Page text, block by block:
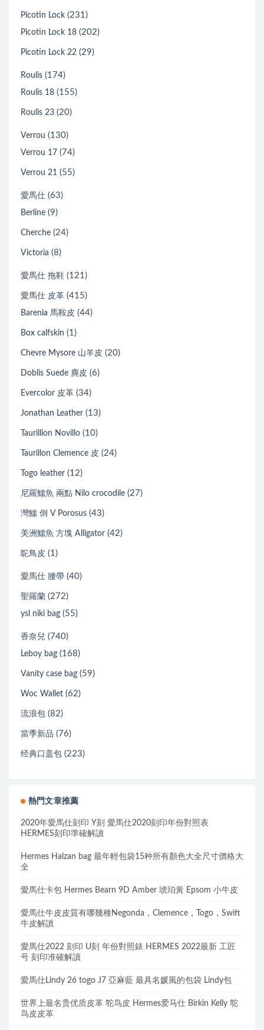
Picotin Lock (231)
Picotin Lock 18 (202)
Picotin Lock 22 (29)
Roulis (174)
Roulis 18 (155)
Roulis 23 (20)
Verrou (130)
Verrou 17 (74)
Verrou 21 (55)
愛馬仕 (63)
Berline (9)
Cherche (24)
Victoria (8)
愛馬仕 拖鞋 (121)
愛馬仕 皮革 (415)
Barenia 馬鞍皮 (44)
Box calfskin (1)
Chevre Mysore 山羊皮 (20)
Doblis Suede 麂皮 (6)
Evercolor 皮革 (34)
Jonathan Leather (13)
Taurillion Novillo (10)
Taurillon Clemence 皮 (24)
Togo leather (12)
尼羅鱷魚 兩點 Nilo crocodile (27)
灣鱷 倒 V Porosus (43)
美洲鱷魚 方塊 Alligator (42)
鴕鳥皮 (1)
愛馬仕 腰帶 (40)
聖羅蘭 (272)
ysl niki bag (55)
香奈兒 (740)
Leboy bag (168)
Vanity case bag (59)
Woc Wallet (62)
流浪包 (82)
當季新品 (76)
经典口盖包 (223)
熱門文章推薦
2020年愛馬仕刻印 Y刻 愛馬仕2020刻印年份對照表
HERMES刻印準確解讀
Hermes Halzan bag 最年輕包袋15种所有顏色大全尺寸價格大
全
愛馬仕卡包 Hermes Bearn 9D Amber 琥珀黃 Epsom 小牛皮
愛馬仕牛皮皮質有哪幾種Negonda，Clemence，Togo，Swift
牛皮解讀
愛馬仕2022 刻印 U刻 年份對照錶 HERMES 2022最新 工匠
号 刻印准確解讀
愛馬仕Lindy 26 togo J7 亞麻藍 最具名媛風的包袋 Lindy包
世界上最名贵优质皮革 鸵鸟皮 Hermes爱马仕 Birkin Kelly 鸵
鸟皮皮革